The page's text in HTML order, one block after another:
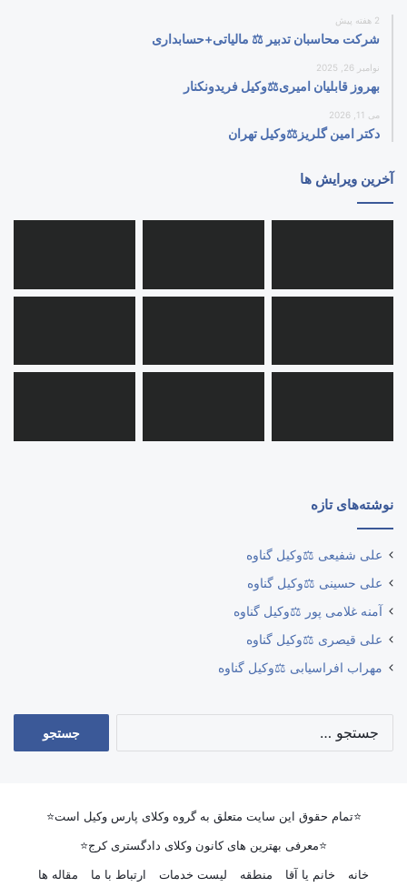
2 هفته پیش
شرکت محاسبان تدبیر ⚖️ مالیاتی+حسابداری
نوامبر 26, 2025
بهروز قابلیان امیری⚖️وکیل فریدونکنار
می 11, 2026
دکتر امین گلریز⚖️وکیل تهران
آخرین ویرایش ها
نوشته‌های تازه
علی شفیعی ⚖️وکیل گناوه
علی حسینی ⚖️وکیل گناوه
آمنه غلامی پور ⚖️وکیل گناوه
علی قیصری ⚖️وکیل گناوه
مهراب افراسیابی ⚖️وکیل گناوه
⭐تمام حقوق این سایت متعلق به گروه وکلای پارس وکیل است⭐
⭐معرفی بهترین های کانون وکلای دادگستری کرج⭐
خانه
خانم یا آقا منطقه لیست خدمات ارتباط با ما مقاله ها